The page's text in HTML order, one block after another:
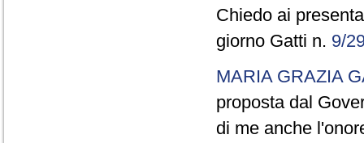
Chiedo ai
giorno Gatti n. 9/
MARIA GRAZIA
proposta dal
di me anche